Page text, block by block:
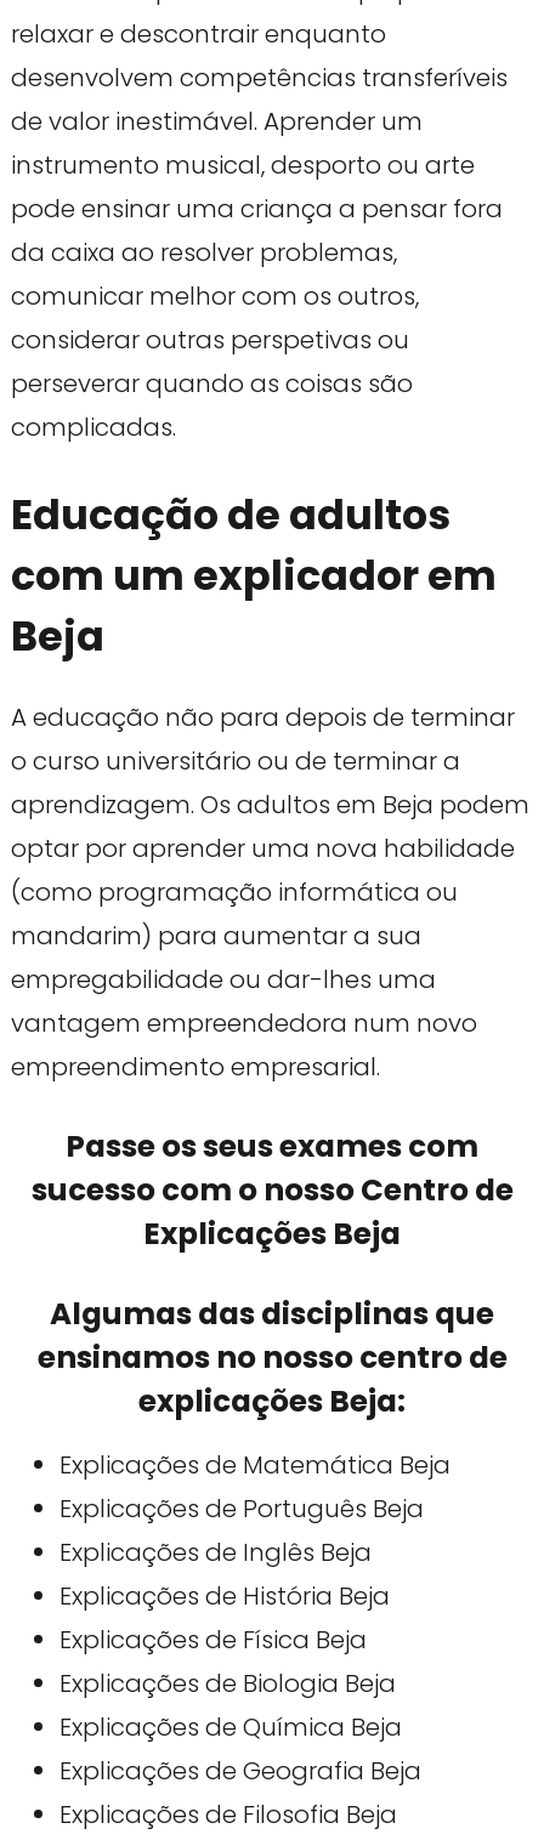
relaxar e descontrair enquanto
desenvolvem competências transferíveis
de valor inestimável. Aprender um
instrumento musical, desporto ou arte
pode ensinar uma criança a pensar fora
da caixa ao resolver problemas,
comunicar melhor com os outros,
considerar outras perspetivas ou
perseverar quando as coisas são
complicadas.
Educação de adultos
com um explicador em
Beja
A educação não para depois de terminar
o curso universitário ou de terminar a
aprendizagem. Os adultos em Beja podem
optar por aprender uma nova habilidade
(como programação informática ou
mandarim) para aumentar a sua
empregabilidade ou dar-lhes uma
vantagem empreendedora num novo
empreendimento empresarial.
Passe os seus exames com
sucesso com o nosso Centro de
Explicações Beja
Algumas das disciplinas que
ensinamos no nosso centro de
explicações Beja:
Explicações de Matemática Beja
Explicações de Português Beja
Explicações de Inglês Beja
Explicações de História Beja
Explicações de Física Beja
Explicações de Biologia Beja
Explicações de Química Beja
Explicações de Geografia Beja
Explicações de Filosofia Beja